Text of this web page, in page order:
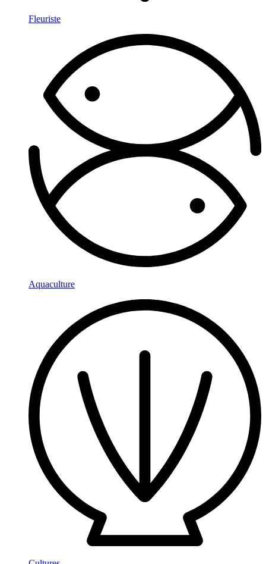
Fleuriste
Aquaculture